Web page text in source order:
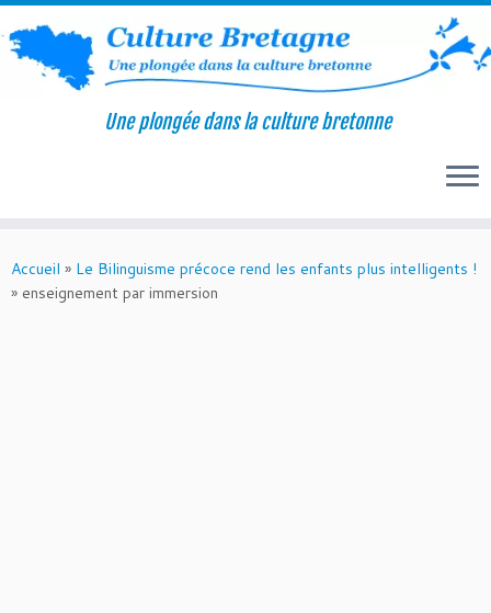
au
contenu
Une plongée dans la culture bretonne
Accueil » Le Bilinguisme précoce rend les enfants plus intelligents !
» enseignement par immersion